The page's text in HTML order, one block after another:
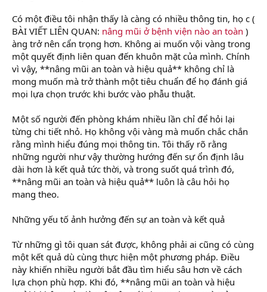
Có một điều tôi nhận thấy là càng có nhiều thông tin, họ c (
BÀI VIẾT LIÊN QUAN: nâng mũi ở bệnh viện nào an toàn )
àng trở nên cẩn trọng hơn. Không ai muốn vội vàng trong
một quyết định liên quan đến khuôn mặt của mình. Chính
vì vậy, **nâng mũi an toàn và hiệu quả** không chỉ là
mong muốn mà trở thành một tiêu chuẩn để họ đánh giá
mọi lựa chọn trước khi bước vào phẫu thuật.
Một số người đến phòng khám nhiều lần chỉ để hỏi lại
từng chi tiết nhỏ. Họ không vội vàng mà muốn chắc chắn
rằng mình hiểu đúng mọi thông tin. Tôi thấy rõ rằng
những người như vậy thường hướng đến sự ổn định lâu
dài hơn là kết quả tức thời, và trong suốt quá trình đó,
**nâng mũi an toàn và hiệu quả** luôn là câu hỏi họ
mang theo.
Những yếu tố ảnh hưởng đến sự an toàn và kết quả
Từ những gì tôi quan sát được, không phải ai cũng có cùng
một kết quả dù cùng thực hiện một phương pháp. Điều
này khiến nhiều người bắt đầu tìm hiểu sâu hơn về cách
lựa chọn phù hợp. Khi đó, **nâng mũi an toàn và hiệu